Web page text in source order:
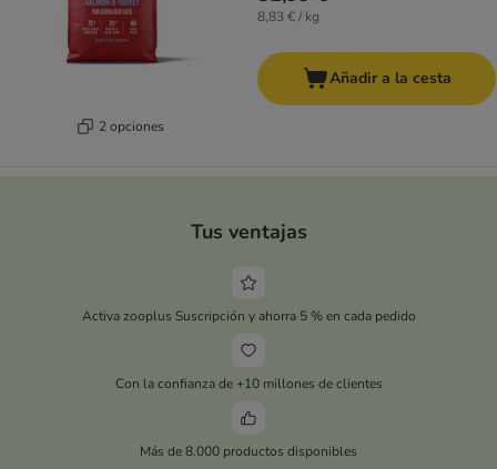
2 opciones
8,83 € / kg
Añadir a la cesta
Tus ventajas
Activa zooplus Suscripción y ahorra 5 % en cada pedido
Con la confianza de +10 millones de clientes
Más de 8.000 productos disponibles